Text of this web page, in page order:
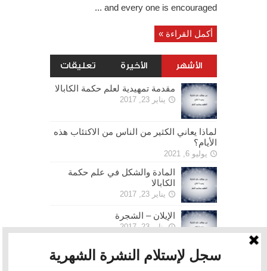
and every one is encouraged ...
أكمل القراءة »
الأشهر الأخيرة تعليقات
مقدمة تمهيدية لعلم حكمة الكابالا
يناير 23, 2017
لماذا يعاني الكثير من الناس من الاكتئاب هذه
الأيام؟
يوليو 6, 2021
المادة والشكل في علم حكمة
الكابالا
يناير 23, 2017
الإيلان – الشجرة
يناير 23, 2017
الحرية